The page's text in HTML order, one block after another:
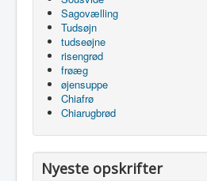
Sagovælling
Tudsøjn
tudseøjne
risengrød
frøæg
øjensuppe
Chiafrø
Chiarugbrød
Nyeste opskrifter